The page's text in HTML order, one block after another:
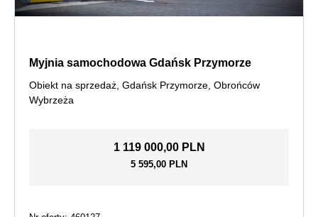
Myjnia samochodowa Gdańsk Przymorze
Obiekt na sprzedaż, Gdańsk Przymorze, Obrońców
Wybrzeża
1 119 000,00 PLN
5 595,00 PLN